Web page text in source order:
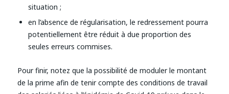
situation ;
en l’absence de régularisation, le redressement pourra
potentiellement être réduit à due proportion des
seules erreurs commises.
Pour finir, notez que la possibilité de moduler le montant
de la prime afin de tenir compte des conditions de travail